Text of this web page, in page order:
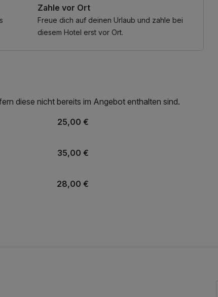
Zahle vor Ort
Freue dich auf deinen Urlaub und zahle bei
diesem Hotel erst vor Ort.
diese nicht bereits im Angebot enthalten sind.
25,00 €
35,00 €
28,00 €